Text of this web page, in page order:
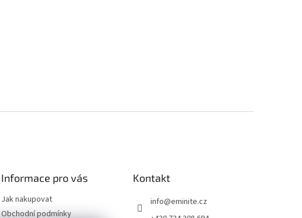
Informace pro vás
Jak nakupovat
Obchodní podmínky
Kontakt
info@eminite.cz